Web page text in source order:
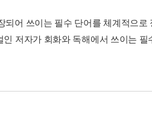
어 쓰이는 필수 단어를 체계적으로
저자가 회화와 독해에서 쓰이는 필